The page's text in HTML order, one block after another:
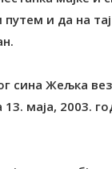
и да на
сина Жељка
маја, 2003.